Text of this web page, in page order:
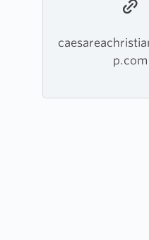
p.com